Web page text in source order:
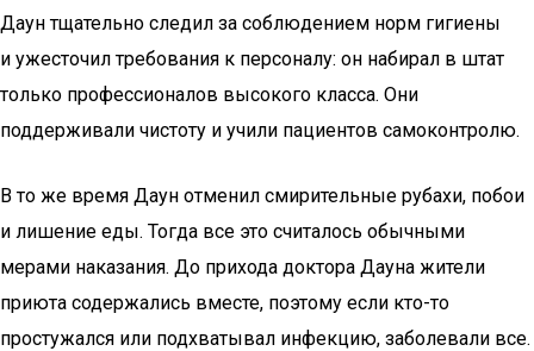
Даун тщательно следил за соблюдением норм гигиены
и ужесточил требования к персоналу: он набирал в штат
только профессионалов высокого класса. Они
поддерживали чистоту и учили пациентов самоконтролю.
В то же время Даун отменил смирительные рубахи, побои
и лишение еды. Тогда все это считалось обычными
мерами наказания. До прихода доктора Дауна жители
приюта содержались вместе, поэтому если кто-то
простужался или подхватывал инфекцию, заболевали все.